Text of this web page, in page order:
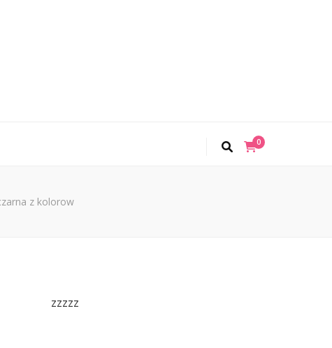
0
z kolorow
zzzzz